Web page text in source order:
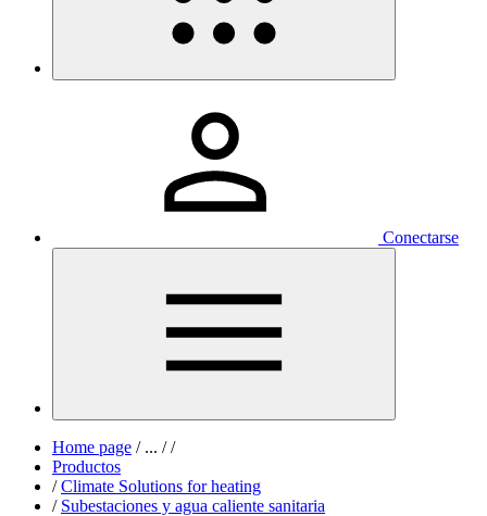
Conectarse
Home page /... / /
Productos
/ Climate Solutions for heating
/ Subestaciones y agua caliente sanitaria